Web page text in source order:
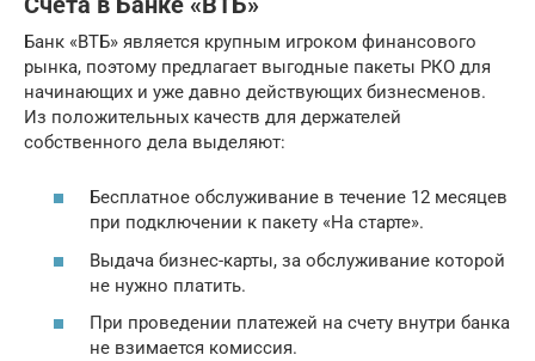
Банк «ВТБ» является крупным игроком финансового
рынка, поэтому предлагает выгодные пакеты РКО для
начинающих и уже давно действующих бизнесменов.
Из положительных качеств для держателей
собственного дела выделяют:
Бесплатное обслуживание в течение 12 месяцев
при подключении к пакету «На старте».
Выдача бизнес-карты, за обслуживание которой
не нужно платить.
При проведении платежей на счету внутри банка
не взимается комиссия.